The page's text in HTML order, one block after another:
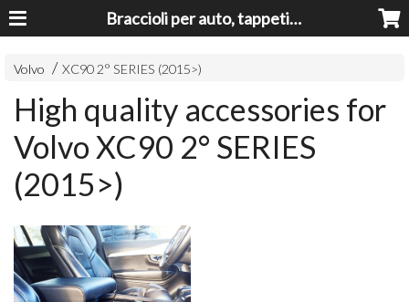
Braccioli per auto, tappeti auto, accessori auto MADE IN ITALY - Armrests, Mittelarmlehnen, Accoundoirs
Volvo XC90 2° SERIES (2015>)
High quality accessories for
Volvo XC90 2° SERIES
(2015>)